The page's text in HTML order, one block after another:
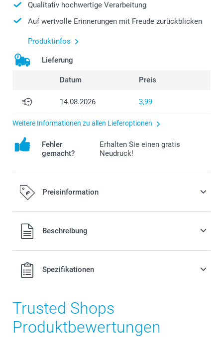
Qualitativ hochwertige Verarbeitung
Auf wertvolle Erinnerungen mit Freude zurückblicken
Produktinfos
Lieferung
Datum Preis
14.08.2026 3,99
Weitere Informationen zu allen Lieferoptionen
Fehler
gemacht?
Erhalten Sie einen gratis
Neudruck!
Preisinformation
Alle Preise verstehen sich in EURO (€) inkl. MwSt. und zzgl.
Versandkosten.Beschreibung
Spezifikationen
Trusted Shops
Produktbewertungen